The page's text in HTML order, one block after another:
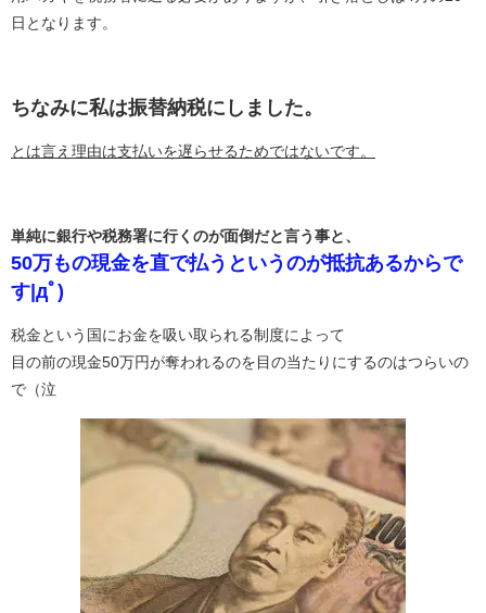
日となります。
ちなみに私は振替納税にしました。
とは言え理由は支払いを遅らせるためではないです。
単純に銀行や税務署に行くのが面倒だと言う事と、
50万もの現金を直で払うというのが抵抗あるからで
す|дﾟ)
税金という国にお金を吸い取られる制度によって
目の前の現金50万円が奪われるのを目の当たりにするのはつらいの
で（泣